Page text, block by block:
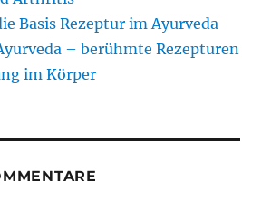
Basis Rezeptur im Ayurveda
– berühmte Rezepturen
im Körper